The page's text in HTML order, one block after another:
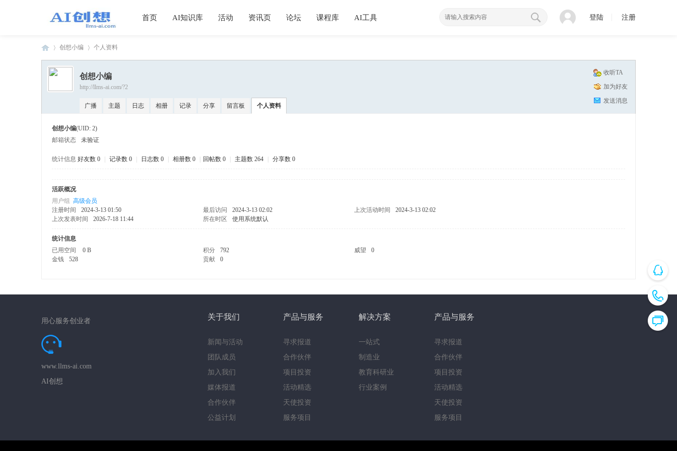
首页 AI知识库 活动 资讯页 论坛 课程库 AI工具 登陆 注册
AI ›
创想小编
›
个人资料
收听TA
加为好友
发送消息
创想小编
http://llms-ai.com/?2
广播 主题 日志 相册 记录 分享 留言板 个人资料
创想小编(UID: 2)
邮箱状态
未验证
统计信息 好友数 0 记录数 0 日志数 0 相册数 0 回帖数 0 主题数 264 分享数 0
活跃概况
用户组 高级会员
注册时间
2024-3-13 01:50 最后访问 2024-3-13 02:02 上次活动时间
2024-3-13 02:02
上次发表时间
2026-7-18 11:44 所在时区 使用系统默认
统计信息
已用空间
0 B 积分 792 威望
0
金钱
528 贡献 0
用心服务创业者
www.llms-ai.com
AI创想
关于我们
新闻与活动
团队成员
加入我们
媒体报道
合作伙伴
公益计划
产品与服务
寻求报道
合作伙伴
项目投资
活动精选
天使投资
服务项目
解决方案
一站式
制造业
教育科研业
行业案例
产品与服务
寻求报道
合作伙伴
项目投资
活动精选
天使投资
服务项目